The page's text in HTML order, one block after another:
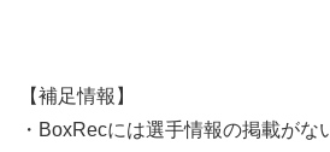
【補足情報】
・BoxRecには選手情報の掲載がな